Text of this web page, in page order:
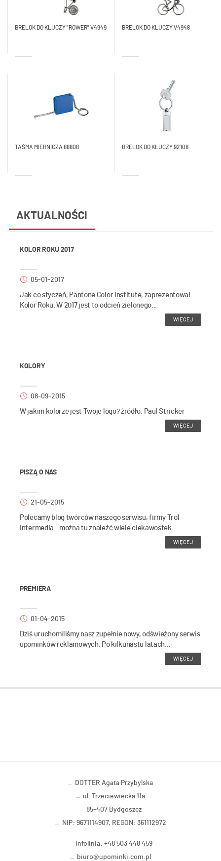
BRELOK DO KLUCZY "ROWER" V4949 BRELOK DO KLUCZY V4948
TAŚMA MIERNICZA 88808 BRELOK DO KLUCZY 92108
AKTUALNOŚCI
KOLOR ROKU 2017
05-01-2017
Jak co styczeń, Pantone Color Institute, zaprezentował
Kolor Roku. W 2017 jest to odcień zielonego...
WIĘCEJ
KOLORY
08-09-2015
W jakim kolorze jest Twoje logo? źródło: Paul Stricker
WIĘCEJ
PISZĄ O NAS
21-05-2015
Polecamy blog twórców naszego serwisu, firmy Trol
Intermedia - można tu znaleźć wiele ciekawostek...
WIĘCEJ
PREMIERA
01-04-2015
Dziś uruchomiliśmy nasz zupełnie nowy, odświeżony serwis
upominków reklamowych. Po kilkunastu latach...
WIĘCEJ
DOTTER Agata Przybylska
ul. Trzeciewiecka 11a
85-407 Bydgoszcz
NIP: 9671114907, REGON: 361112972
Infolinia: +48 503 448 459
biuro@upominki.com.pl